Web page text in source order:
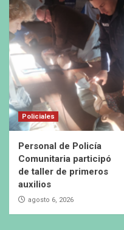
Policiales
Personal de Policía
Comunitaria participó
de taller de primeros
auxilios
agosto 6, 2026